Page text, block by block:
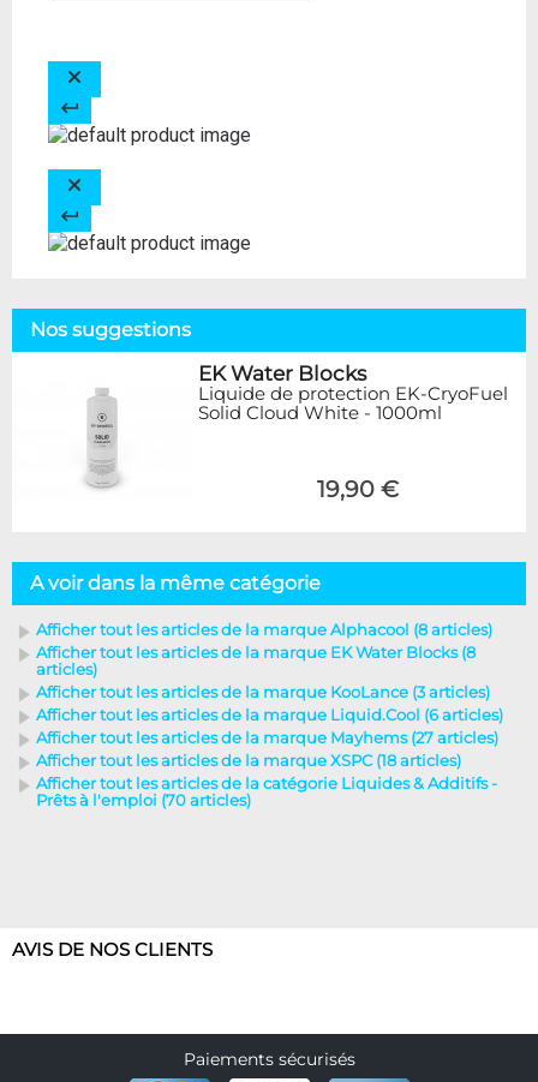
Nos suggestions
EK Water Blocks
Liquide de protection EK-CryoFuel
Solid Cloud White - 1000ml
19,90 €
A voir dans la même catégorie
Afficher tout les articles de la marque Alphacool (8 articles)
Afficher tout les articles de la marque EK Water Blocks (8
articles)
Afficher tout les articles de la marque KooLance (3 articles)
Afficher tout les articles de la marque Liquid.Cool (6 articles)
Afficher tout les articles de la marque Mayhems (27 articles)
Afficher tout les articles de la marque XSPC (18 articles)
Afficher tout les articles de la catégorie Liquides & Additifs -
Prêts à l'emploi (70 articles)
AVIS DE NOS CLIENTS
Paiements sécurisés